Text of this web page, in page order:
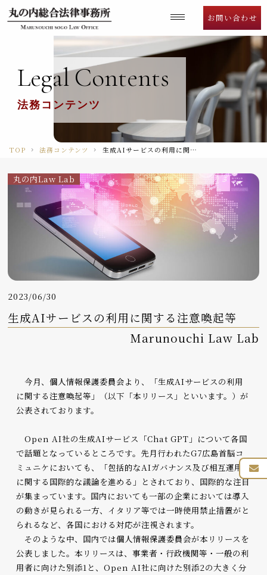
お問い合わせ
Language
LegalContents
法務コンテンツ
TOP 法務コンテンツ 生成AIサービスの利用に関する注意喚起等
丸の内Law Lab
2023/06/30
生成AIサービスの利用に関する注意喚起等
Marunouchi Law Lab
今月、個人情報保護委員会より、「生成AIサービスの利用
に関する注意喚起等」（以下「本リリース」といいます。）が
公表されております。
Open AI社の生成AIサービス「Chat GPT」について各国
で話題となっているところです。先月行われたG7広島首脳コ
ミュニケにおいても、「包括的なAIガバナンス及び相互運用性
に関する国際的な議論を進める」とされており、国際的な注目
が集まっています。国内においても一部の企業においては導入
の動きが見られる一方、イタリア等では一時使用禁止措置がと
られるなど、各国における対応が注視されます。
そのような中、国内では個人情報保護委員会が本リリースを
公表しました。本リリースは、事業者・行政機関等・一般の利
用者に向けた別添1と、Open AI社に向けた別添2の大きく分